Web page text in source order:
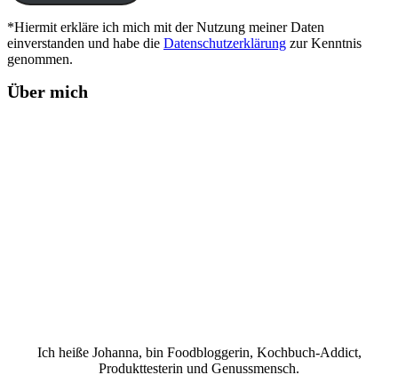
*Hiermit erkläre ich mich mit der Nutzung meiner Daten
einverstanden und habe die Datenschutzerklärung zur Kenntnis
genommen.
Über mich
Ich heiße Johanna, bin Foodbloggerin, Kochbuch-Addict,
Produkttesterin und Genussmensch.